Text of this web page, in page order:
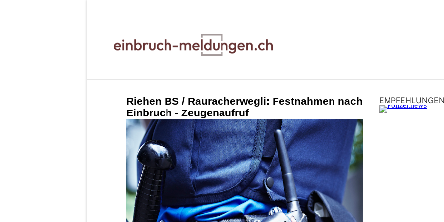
Riehen BS / Rauracherwegli: Festnahmen nach
Einbruch - Zeugenaufruf
EMPFEHLUNGEN